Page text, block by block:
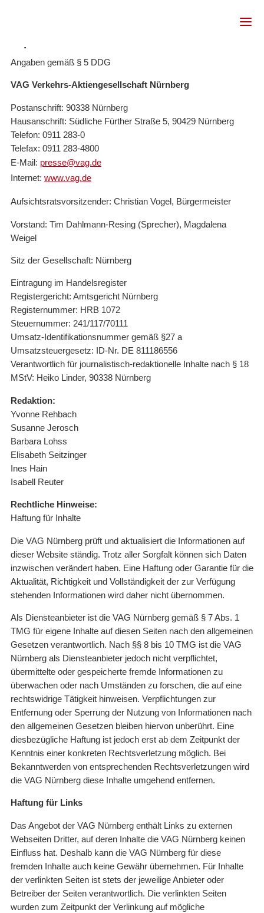
Angaben gemäß § 5 DDG
VAG Verkehrs-Aktiengesellschaft Nürnberg
Postanschrift: 90338 Nürnberg
Hausanschrift: Südliche Fürther Straße 5, 90429 Nürnberg
Telefon: 0911 283-0
Telefax: 0911 283-4800
E-Mail: presse@vag.de
Internet: www.vag.de
Aufsichtsratsvorsitzender: Christian Vogel, Bürgermeister
Vorstand: Tim Dahlmann-Resing (Sprecher), Magdalena
Weigel
Sitz der Gesellschaft: Nürnberg
Eintragung im Handelsregister
Registergericht: Amtsgericht Nürnberg
Registernummer: HRB 1072
Steuernummer: 241/117/70111
Umsatz-Identifikationsnummer gemäß §27 a
Umsatzsteuergesetz: ID-Nr. DE 811186556
Verantwortlich für journalistisch-redaktionelle Inhalte nach § 18
MStV: Heiko Linder, 90338 Nürnberg
Redaktion:
Yvonne Rehbach
Susanne Jerosch
Barbara Lohss
Elisabeth Seitzinger
Ines Hain
Isabell Reuter
Rechtliche Hinweise:
Haftung für Inhalte
Die VAG Nürnberg prüft und aktualisiert die Informationen auf
dieser Website ständig. Trotz aller Sorgfalt können sich Daten
inzwischen verändert haben. Eine Haftung oder Garantie für die
Aktualität, Richtigkeit und Vollständigkeit der zur Verfügung
stehenden Informationen wird daher nicht übernommen.
Als Diensteanbieter ist die VAG Nürnberg gemäß § 7 Abs. 1
TMG für eigene Inhalte auf diesen Seiten nach den allgemeinen
Gesetzen verantwortlich. Nach §§ 8 bis 10 TMG ist die VAG
Nürnberg als Diensteanbieter jedoch nicht verpflichtet,
übermittelte oder gespeicherte fremde Informationen zu
überwachen oder nach Umständen zu forschen, die auf eine
rechtswidrige Tätigkeit hinweisen. Verpflichtungen zur
Entfernung oder Sperrung der Nutzung von Informationen nach
den allgemeinen Gesetzen bleiben hiervon unberührt. Eine
diesbezügliche Haftung ist jedoch erst ab dem Zeitpunkt der
Kenntnis einer konkreten Rechtsverletzung möglich. Bei
Bekanntwerden von entsprechenden Rechtsverletzungen wird
die VAG Nürnberg diese Inhalte umgehend entfernen.
Haftung für Links
Das Angebot der VAG Nürnberg enthält Links zu externen
Webseiten Dritter, auf deren Inhalte die VAG Nürnberg keinen
Einfluss hat. Deshalb kann die VAG Nürnberg für diese
fremden Inhalte auch keine Gewähr übernehmen. Für Inhalte
der verlinkten Seiten ist stets der jeweilige Anbieter oder
Betreiber der Seiten verantwortlich. Die verlinkten Seiten
wurden zum Zeitpunkt der Verlinkung auf mögliche